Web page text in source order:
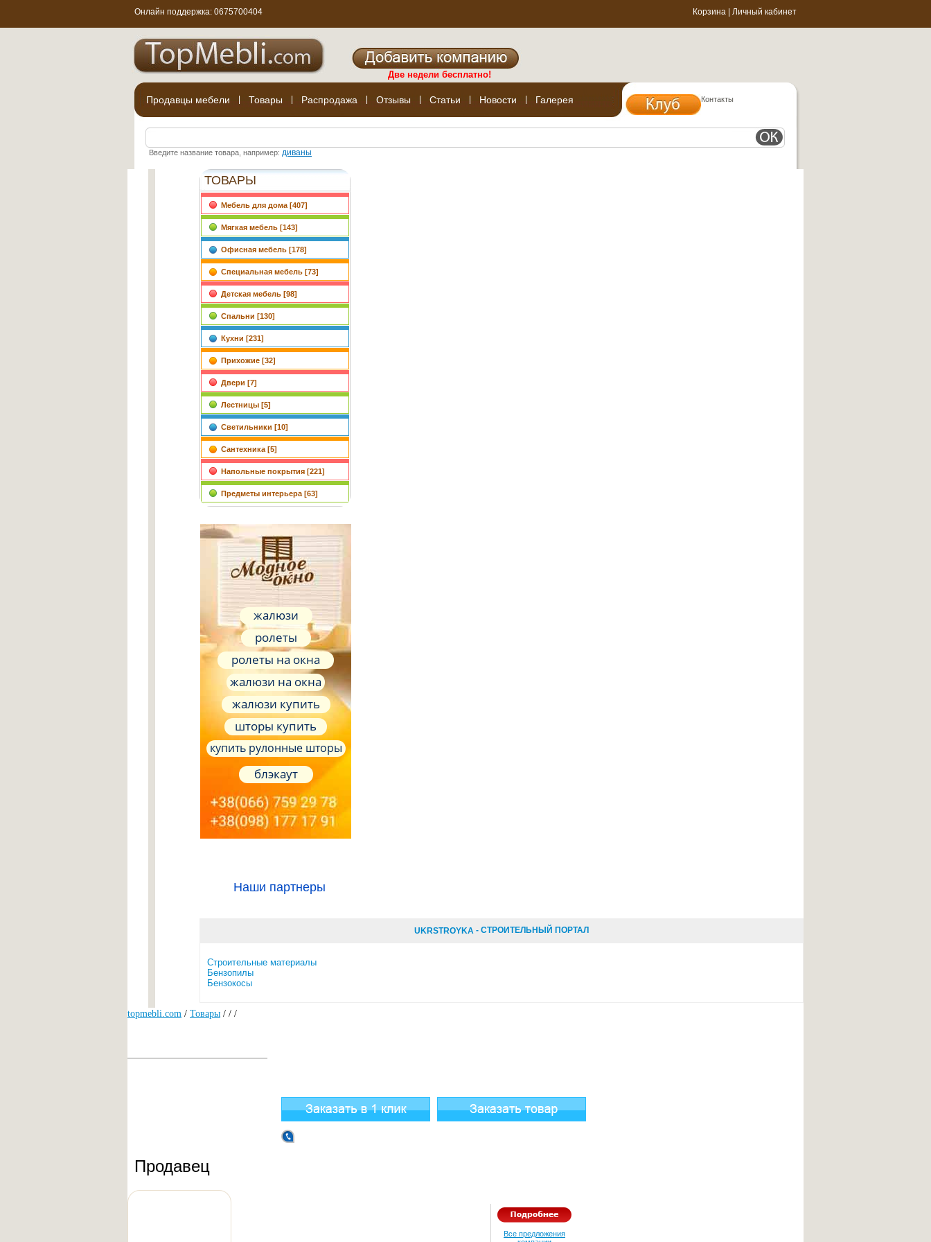
Онлайн поддержка: 0675700404 Корзина Личный кабинет
Две недели бесплатно!
Продавцы мебели Товары Распродажа Отзывы Статьи Новости Галерея Контакты
Введите название товара, например: диваны
ТОВАРЫ
Мебель для дома [407]
Мягкая мебель [143]
Офисная мебель [178]
Специальная мебель [73]
Детская мебель [98]
Спальни [130]
Кухни [231]
Прихожие [32]
Двери [7]
Лестницы [5]
Светильники [10]
Сантехника [5]
Напольные покрытия [221]
Предметы интерьера [63]
жалюзи
ролеты
ролеты на окна
жалюзи на окна
жалюзи купить
шторы купить
купить рулонные шторы
блэкаут
Наши партнеры
UKRSTROYKA - СТРОИТЕЛЬНЫЙ ПОРТАЛ
Строительные материалы
Бензопилы
Бензокосы
topmebli.com / Товары / / /
Продавец
Все предложения